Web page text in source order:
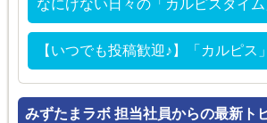
なにげない日々の「カルピスタイ
【いつでも投稿歓迎♪】「カルピス
みずたまラボ 担当社員からの最新ト